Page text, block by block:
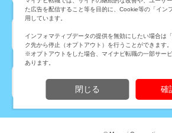
職種から転職・求人情報を探す
業種から転職・求人情報を探す
た広告を配信すること等を目的に、Cookie等の「イン
用しています。
インフォマティブデータの提供を無効にしたい場合は
ク先から停止（オプトアウト）を行うことができます。
※オプトアウトをした場合、マイナビ転職の一部サー
あります。
閉じる 確